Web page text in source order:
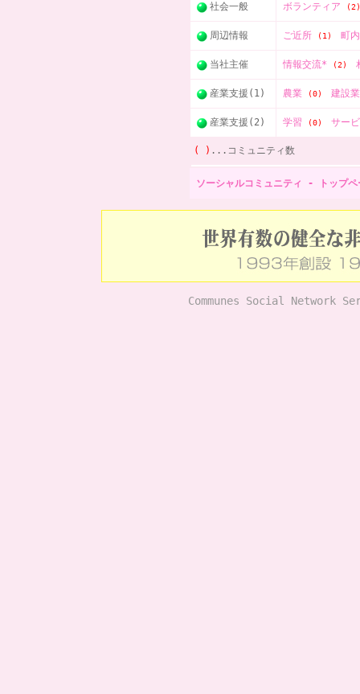
社会一般 ボランティア (2)
周辺情報 ご近所 (1) 町
当社主催 情報交流* (2)
産業支援(1) 農業 (0) 建設
産業支援(2) 学習 (0) サー
( ) ...コミュニティ数
ソーシャルコミュニティ - トップペ
Communes Social Network